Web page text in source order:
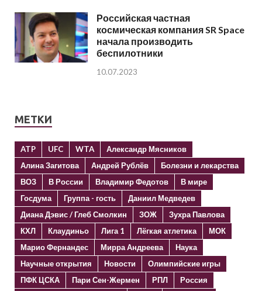
Российская частная
космическая компания SR Space
начала производить
беспилотники
10.07.2023
МЕТКИ
ATP UFC WTA
Александр Мясников
Алина Загитова
Андрей Рублёв
Болезни и лекарства
ВОЗ
В России Владимир Федотов
В мире
Госдума
Группа - гость
Даниил Медведев
Диана Дэвис / Глеб Смолкин
ЗОЖ
Зухра Павлова
КХЛ
Клаудиньо Лига 1 Лёгкая атлетика
МОК
Марио Фернандес
Мирра Андреева
Наука
Научные открытия
Новости
Олимпийские игры
ПФК ЦСКА
Пари Сен-Жермен РПЛ
Россия